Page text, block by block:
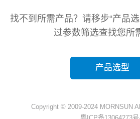
找不到所需产品？请移步“产品
过参数筛选查找您所
产品选型
Copyright © 2009-2024 MORNSUN